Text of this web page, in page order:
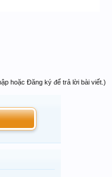
hoặc Đăng ký để trả lời bài viết.)